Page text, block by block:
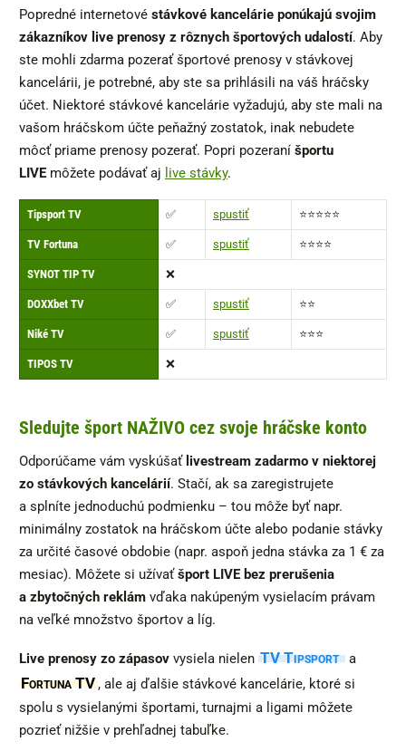
Popredné internetové stávkové kancelárie ponúkajú svojim
zákazníkov live prenosy z rôznych športových udalostí. Aby
ste mohli zdarma pozerať športové prenosy v stávkovej
kancelárii, je potrebné, aby ste sa prihlásili na váš hráčsky
účet. Niektoré stávkové kancelárie vyžadujú, aby ste mali na
vašom hráčskom účte peňažný zostatok, inak nebudete
môcť priame prenosy pozerať. Popri pozeraní športu
LIVE môžete podávať aj live stávky.
Tipsport TV ✅ spustiť ⭐⭐⭐⭐⭐
TV Fortuna ✅ spustiť ⭐⭐⭐⭐
SYNOT TIP TV ❌
DOXXbet TV ✅ spustiť ⭐⭐
Niké TV ✅ spustiť ⭐⭐⭐
TIPOS TV ❌
Sledujte šport NAŽIVO cez svoje hráčske konto
Odporúčame vám vyskúšať livestream zadarmo v niektorej
zo stávkových kancelárií. Stačí, ak sa zaregistrujete
a splníte jednoduchú podmienku – tou môže byť napr.
minimálny zostatok na hráčskom účte alebo podanie stávky
za určité časové obdobie (napr. aspoň jedna stávka za 1 € za
mesiac). Môžete si užívaťšport LIVE bez prerušenia
a zbytočných reklám vďaka nakúpeným vysielacím právam
na veľké množstvo športov a líg.
Live prenosy zo zápasov vysiela nielen TV Tipsporta
Fortuna TV, ale aj ďalšie stávkové kancelárie, ktoré si
spolu s vysielanými športami, turnajmi a ligami môžete
pozrieť nižšie v prehľadnej tabuľke.